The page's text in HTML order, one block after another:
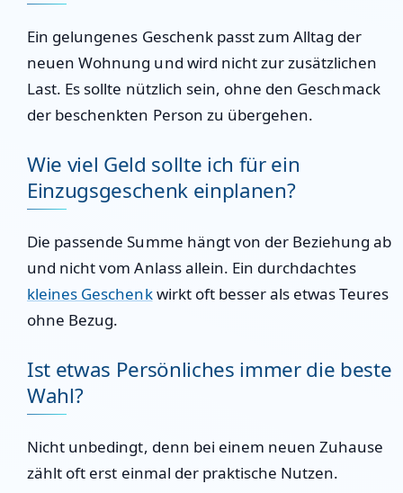
Ein gelungenes Geschenk passt zum Alltag der
neuen Wohnung und wird nicht zur zusätzlichen
Last. Es sollte nützlich sein, ohne den Geschmack
der beschenkten Person zu übergehen.
Wie viel Geld sollte ich für ein
Einzugsgeschenk einplanen?
Die passende Summe hängt von der Beziehung ab
und nicht vom Anlass allein. Ein durchdachtes
kleines Geschenkwirkt oft besser als etwas Teures
ohne Bezug.
Ist etwas Persönliches immer die beste
Wahl?
Nicht unbedingt, denn bei einem neuen Zuhause
zählt oft erst einmal der praktische Nutzen.